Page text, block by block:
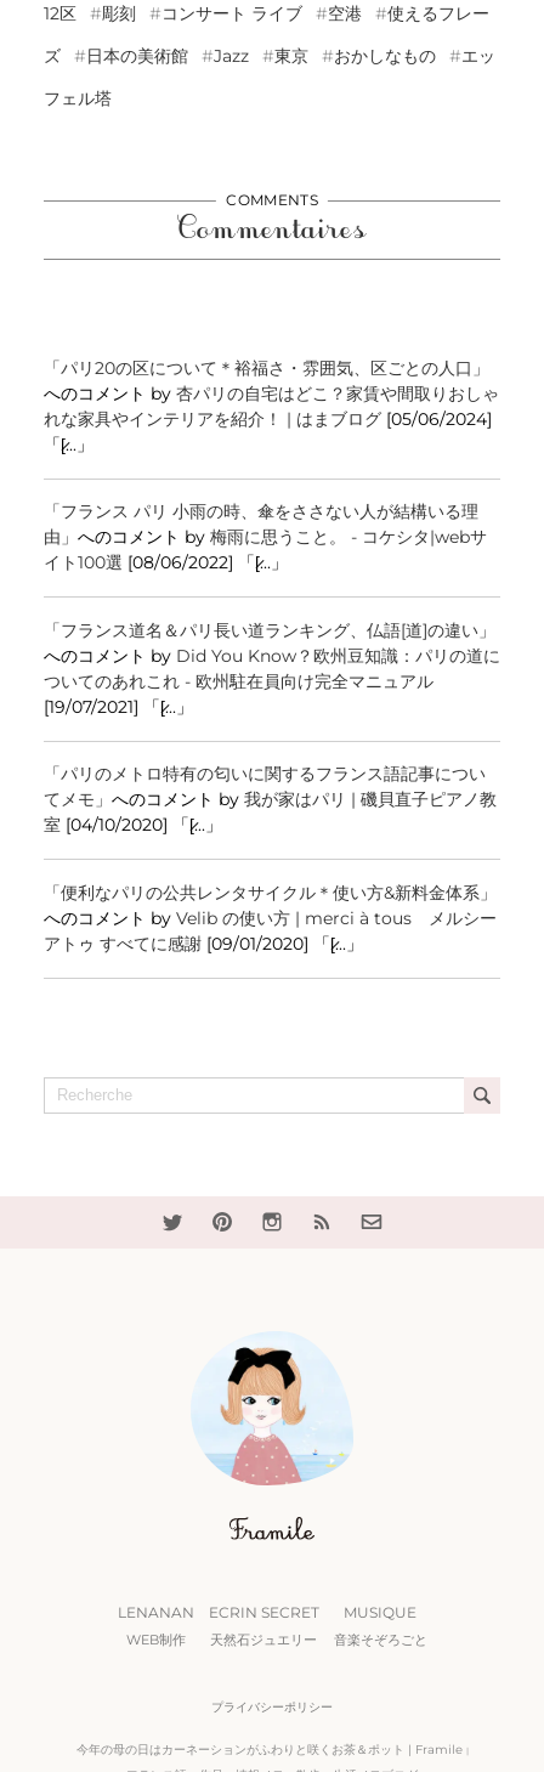
12区
彫刻 コンサート ライブ 空港
使えるフレー
ズ
日本の美術館 Jazz 東京 おかしなもの
エッ
フェル塔
COMMENTS
Commentaires
「パリ20の区について＊裕福さ・雰囲気、区ごとの人口」
へのコメント by 杏パリの自宅はどこ？家賃や間取りおしゃ
れな家具やインテリアを紹介！ | はまブログ[05/06/2024]
「[̷...」
「フランス パリ 小雨の時、傘をささない人が結構いる理
由」 へのコメント by 梅雨に思うこと。 - コケシタ|webサ
イト100選 [08/06/2022] 「[̷...」
「フランス道名＆パリ長い道ランキング、仏語[道]の違い」
へのコメント by Did You Know？欧州豆知識：パリの道に
ついてのあれこれ - 欧州駐在員向け完全マニュアル
[19/07/2021] 「[̷...」
「パリのメトロ特有の匂いに関するフランス語記事につい
てメモ」 へのコメント by 我が家はパリ | 磯貝直子ピアノ教
室 [04/10/2020] 「[̷...」
「便利なパリの公共レンタサイクル＊使い方&新料金体系」
へのコメント by Velib の使い方 | merci à tous メルシー
アトゥ すべてに感謝[09/01/2020] 「[̷...」
LENANAN
WEB制作
ECRIN SECRET
天然石ジュエリー
MUSIQUE
音楽そぞろごと
プライバシーポリシー
今年の母の日はカーネーションがふわりと咲くお茶＆ポット | Framile